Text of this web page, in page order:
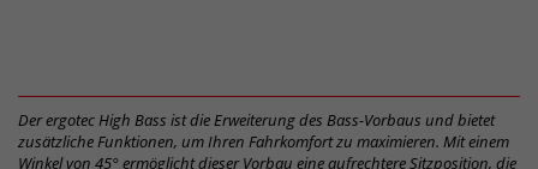
Der ergotec High Bass ist die Erweiterung des Bass-Vorbaus und bietet
zusätzliche Funktionen, um Ihren Fahrkomfort zu maximieren. Mit einem
Winkel von 45° ermöglicht dieser Vorbau eine aufrechtere Sitzposition, die